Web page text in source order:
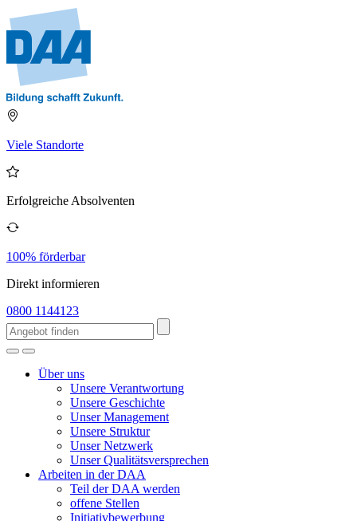
Viele Standorte
Erfolgreiche Absolventen
100% förderbar
Direkt informieren
0800 1144123
Über uns
Unsere Verantwortung
Unsere Geschichte
Unser Management
Unsere Struktur
Unser Netzwerk
Unser Qualitätsversprechen
Arbeiten in der DAA
Teil der DAA werden
offene Stellen
Initiativbewerbung